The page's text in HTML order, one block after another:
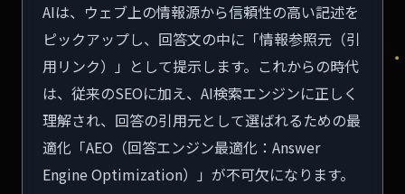
AIは、ウェブ上の情報源から信頼性の高い記述を
ピックアップし、回答文の中に「情報参照元（引
用リンク）」として提示します。これからの時代
は、従来のSEOに加え、AI検索エンジンに正しく
理解され、回答の引用元として選ばれるための最
適化「AEO（回答エンジン最適化：Answer
Engine Optimization）」が不可欠になります。